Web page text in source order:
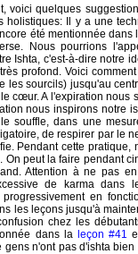
voici quelques
holistiques: Il y a une
été mentionnée
Nous pourrions
Ishta, c'est-à-dire notre
profond. Voici
les sourcils) jusqu'au
cœur. A l'expiration nous
nous inspirons notre
souffle, dans une
de respirer par le
Pendant cette
On peut la faire pendant
Attention à ne pas
de karma dans
progressivement en
les leçons jusqu'à
chez les
dans la leçon #41
gens n'ont pas d'ishta